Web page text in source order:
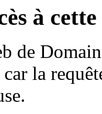
à
de
la